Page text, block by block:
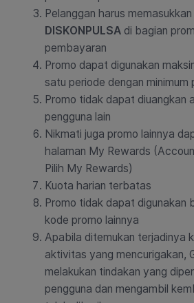
Pelanggan harus
DISKONPULSA di bagian
pembayaran
Promo dapat digunakan
satu periode dengan minimum
Promo tidak dapat diuangkan
pengguna lain
Nikmati juga promo lainnya
halaman My Rewards
Pilih My Rewards)
Kuota harian terbatas
Promo tidak dapat digunakan
kode promo lainnya
Apabila ditemukan terjadinya
aktivitas yang mencurigakan,
melakukan tindakan yang
pengguna dan mengambil